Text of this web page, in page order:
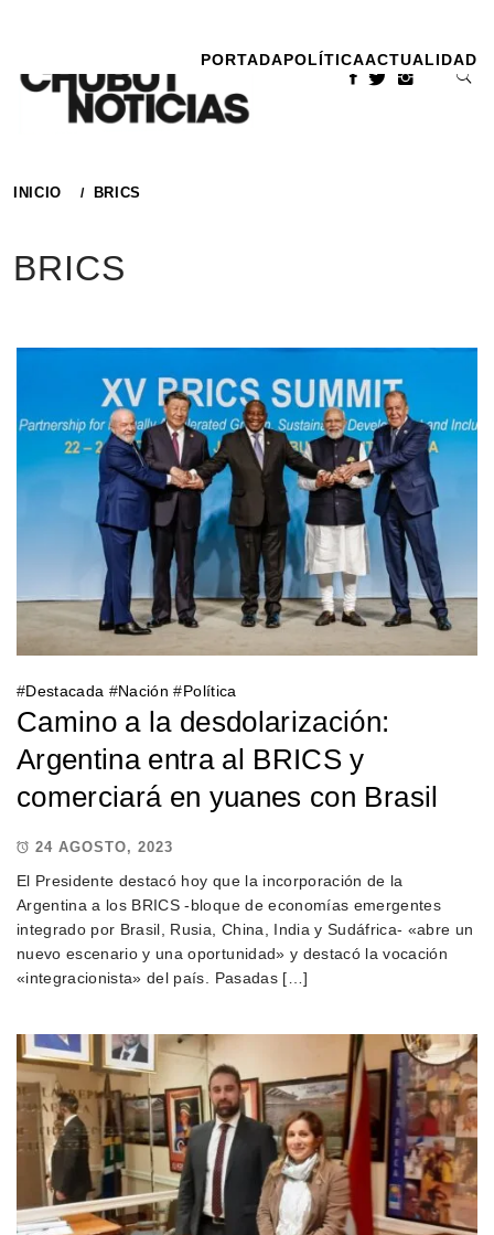
contenido
PORTADAPOLÍTICAACTUALIDAD
INICIO BRICS
BRICS
#Destacada #Nación #Política
Camino a la desdolarización:
Argentina entra al BRICS y
comerciará en yuanes con Brasil
24 AGOSTO, 2023
El Presidente destacó hoy que la incorporación de la
Argentina a los BRICS -bloque de economías emergentes
integrado por Brasil, Rusia, China, India y Sudáfrica- «abre un
nuevo escenario y una oportunidad» y destacó la vocación
«integracionista» del país. Pasadas […]